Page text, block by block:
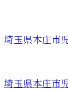
埼玉県本庄市
埼玉県本庄市